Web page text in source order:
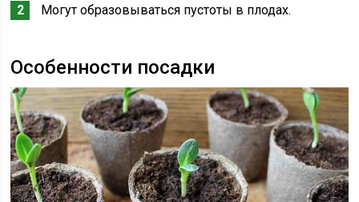
Могут образовываться пустоты в плодах.
Особенности посадки